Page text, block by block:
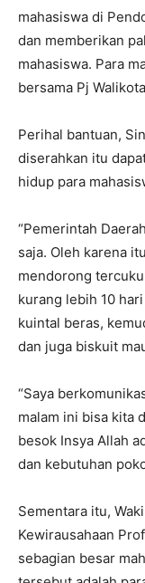
mahasiswa di
dan memberikan
mahasiswa. Para
bersama Pj
Perihal bantuan,
diserahkan itu
hidup para
“Pemerintah
saja. Oleh karena
mendorong
kurang lebih 10
kuintal beras,
dan juga biskuit
“Saya
malam ini bisa kita
besok Insya Allah
dan kebutuhan
Sementara itu,
Kewirausahaan
sebagian besar